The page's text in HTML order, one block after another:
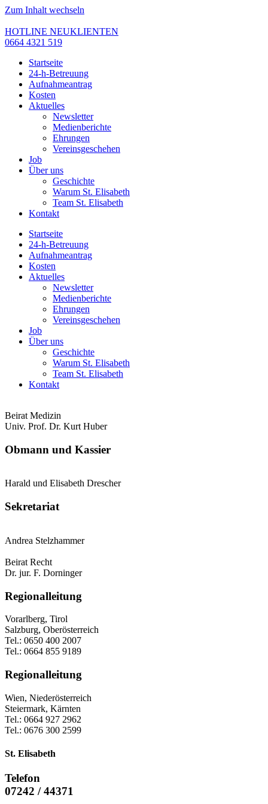
Zum Inhalt wechseln
HOTLINE NEUKLIENTEN
0664 4321 519
Startseite
24-h-Betreuung
Aufnahmeantrag
Kosten
Aktuelles
Newsletter
Medienberichte
Ehrungen
Vereinsgeschehen
Job
Über uns
Geschichte
Warum St. Elisabeth
Team St. Elisabeth
Kontakt
Startseite
24-h-Betreuung
Aufnahmeantrag
Kosten
Aktuelles
Newsletter
Medienberichte
Ehrungen
Vereinsgeschehen
Job
Über uns
Geschichte
Warum St. Elisabeth
Team St. Elisabeth
Kontakt
Beirat Medizin
Univ. Prof. Dr. Kurt Huber
Obmann und Kassier
Harald und Elisabeth Drescher
Sekretariat
Andrea Stelzhammer
Beirat Recht
Dr. jur. F. Dorninger
Regionalleitung
Vorarlberg, Tirol
Salzburg, Oberösterreich
Tel.: 0650 400 2007
Tel.: 0664 855 9189
Regionalleitung
Wien, Niederösterreich
Steiermark, Kärnten
Tel.: 0664 927 2962
Tel.: 0676 300 2599
St. Elisabeth
Telefon
07242 / 44371